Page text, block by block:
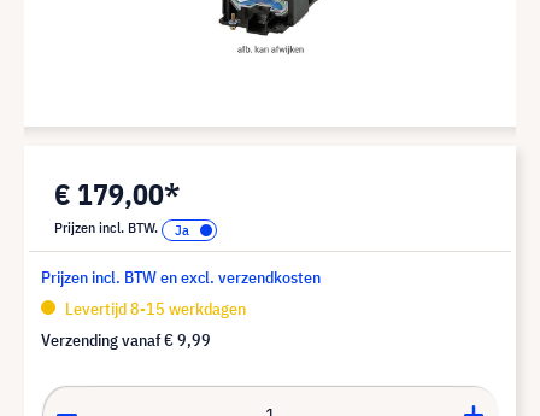
€ 179,00*
Prijzen incl. BTW.
Prijzen incl. BTW en excl. verzendkosten
Levertijd 8-15 werkdagen
Verzending vanaf€ 9,99